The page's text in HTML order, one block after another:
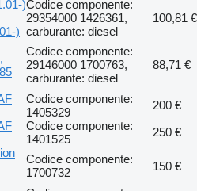
)
)
Codice componente:
29354000 1426361,
carburante: diesel
100,81 €
Codice componente:
29146000 1700763,
carburante: diesel
88,71 €
Codice componente:
1405329
200 €
Codice componente:
1401525
250 €
Codice componente:
1700732
150 €